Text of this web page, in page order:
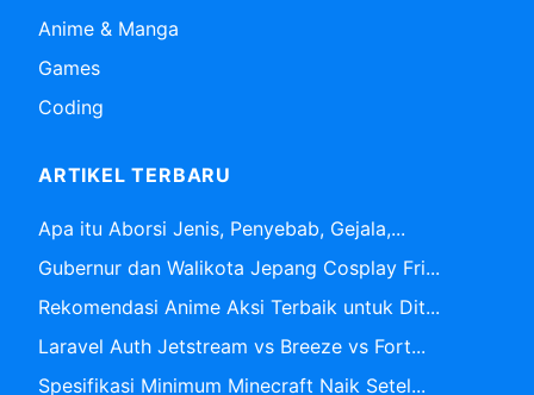
Anime & Manga
Games
Coding
ARTIKEL TERBARU
Apa itu Aborsi Jenis, Penyebab, Gejala,...
Gubernur dan Walikota Jepang Cosplay Fri...
Rekomendasi Anime Aksi Terbaik untuk Dit...
Laravel Auth Jetstream vs Breeze vs Fort...
Spesifikasi Minimum Minecraft Naik Setel...